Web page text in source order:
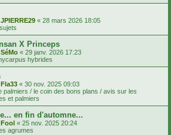
JPIERRE29 « 28 mars 2026 18:05
X Princeps
SéMo « 29 janv. 2026 17:23
hybrides
Fla33 « 30 nov. 2025 09:03
palmiers / le coin des bons plans / avis sur les
et palmiers
en fin d'automne...
Fool « 25 nov. 2025 20:24
agrumes